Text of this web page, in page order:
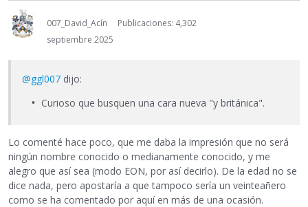
007_David_Acín
Publicaciones: 4,302
septiembre 2025
@ggl007 dijo:
Curioso que busquen una cara nueva "y británica".
Lo comenté hace poco, que me daba la impresión que no será
ningún nombre conocido o medianamente conocido, y me
alegro que así sea (modo EON, por así decirlo). De la edad no se
dice nada, pero apostaría a que tampoco sería un veinteañero
como se ha comentado por aquí en más de una ocasión.